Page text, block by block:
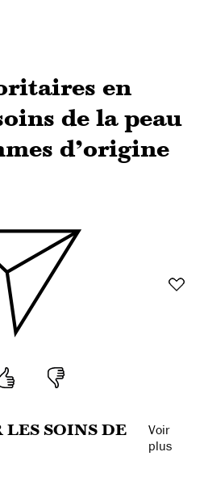
en
de la peau
d’origine
SOINS DE
Voir
plus